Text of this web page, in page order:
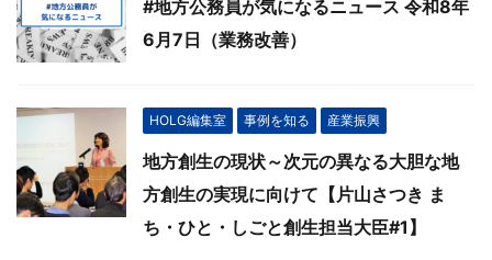
#地方公務員が気になるニュース 令和8年
6月7日（業務改善）
HOLG編集室 事例を知る 産業振興
地方創生の現状～次元の異なる大胆な地
方創生の実現に向けて【片山さつき ま
ち・ひと・しごと創生担当大臣#1】